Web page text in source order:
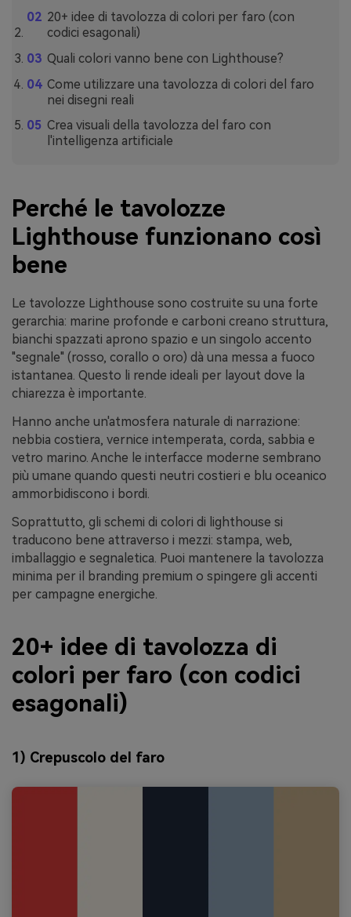
20+ idee di tavolozza di colori per faro (con
codici esagonali)
Quali colori vanno bene con Lighthouse?
Come utilizzare una tavolozza di colori del faro
nei disegni reali
Crea visuali della tavolozza del faro con
l'intelligenza artificiale
Perché le tavolozze
Lighthouse funzionano così
bene
Le tavolozze Lighthouse sono costruite su una forte
gerarchia: marine profonde e carboni creano struttura,
bianchi spazzati aprono spazio e un singolo accento
"segnale" (rosso, corallo o oro) dà una messa a fuoco
istantanea. Questo li rende ideali per layout dove la
chiarezza è importante.
Hanno anche un'atmosfera naturale di narrazione:
nebbia costiera, vernice intemperata, corda, sabbia e
vetro marino. Anche le interfacce moderne sembrano
più umane quando questi neutri costieri e blu oceanico
ammorbidiscono i bordi.
Soprattutto, gli schemi di colori di lighthouse si
traducono bene attraverso i mezzi: stampa, web,
imballaggio e segnaletica. Puoi mantenere la tavolozza
minima per il branding premium o spingere gli accenti
per campagne energiche.
20+ idee di tavolozza di
colori per faro (con codici
esagonali)
1) Crepuscolo del faro